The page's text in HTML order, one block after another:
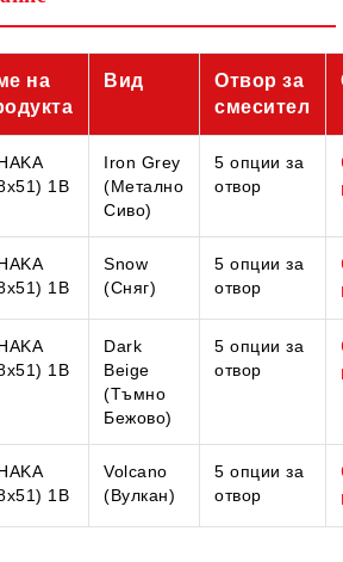
на
Вид
Отвор за
смесител
1B
Iron Grey
(Метално
Сиво)
5 опции за
отвор
1B
Snow
(Сняг)
5 опции за
отвор
1B
Dark
Beige
(Тъмно
Бежово)
5 опции за
отвор
1B
Volcano
(Вулкан)
5 опции за
отвор